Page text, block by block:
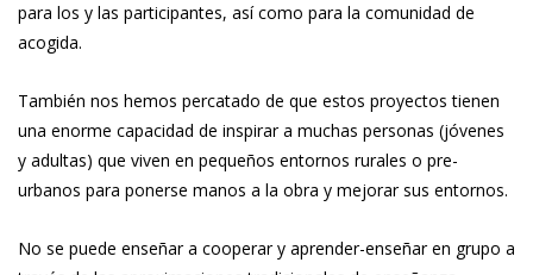
para los y las participantes, así como para la comunidad de
acogida.
También nos hemos percatado de que estos proyectos tienen
una enorme capacidad de inspirar a muchas personas (jóvenes
y adultas) que viven en pequeños entornos rurales o pre-
urbanos para ponerse manos a la obra y mejorar sus entornos.
No se puede enseñar a cooperar y aprender-enseñar en grupo a